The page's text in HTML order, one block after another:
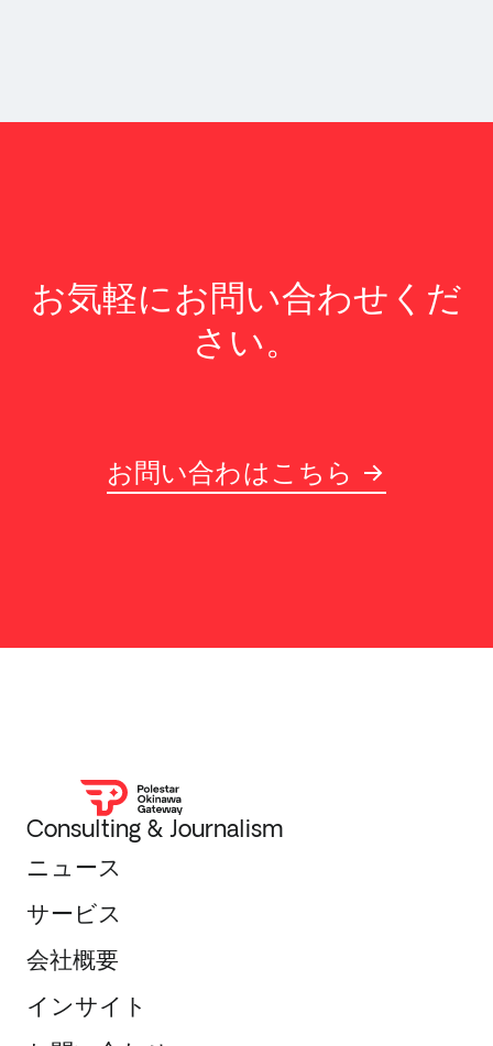
お気軽にお問い合わせくだ
さい。
お問い合わはこちら
Consulting & Journalism
ニュース
サービス
会社概要
インサイト